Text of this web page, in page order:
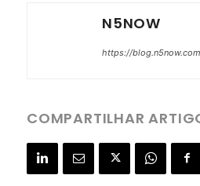
N5NOW
https://blog.n5now.com
COMPARTILHAR